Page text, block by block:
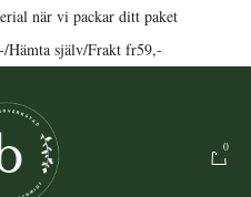
när vi packar ditt paket
Hämta själv/Frakt fr59,-
0